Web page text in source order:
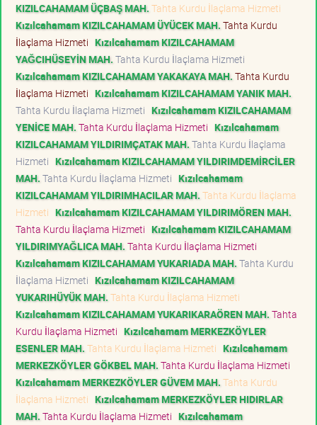
KIZILCAHAMAM ÜÇBAŞ MAH. Tahta Kurdu İlaçlama Hizmeti
Kızılcahamam KIZILCAHAMAM ÜYÜCEK MAH. Tahta Kurdu
İlaçlama Hizmeti Kızılcahamam KIZILCAHAMAM
YAĞCIHÜSEYİN MAH. Tahta Kurdu İlaçlama Hizmeti
Kızılcahamam KIZILCAHAMAM YAKAKAYA MAH. Tahta Kurdu
İlaçlama Hizmeti Kızılcahamam KIZILCAHAMAM YANIK MAH.
Tahta Kurdu İlaçlama Hizmeti Kızılcahamam KIZILCAHAMAM
YENİCE MAH. Tahta Kurdu İlaçlama Hizmeti Kızılcahamam
KIZILCAHAMAM YILDIRIMÇATAK MAH. Tahta Kurdu İlaçlama
Hizmeti Kızılcahamam KIZILCAHAMAM YILDIRIMDEMİRCİLER
MAH. Tahta Kurdu İlaçlama Hizmeti Kızılcahamam
KIZILCAHAMAM YILDIRIMHACILAR MAH. Tahta Kurdu İlaçlama
Hizmeti Kızılcahamam KIZILCAHAMAM YILDIRIMÖREN MAH.
Tahta Kurdu İlaçlama Hizmeti Kızılcahamam KIZILCAHAMAM
YILDIRIMYAĞLICA MAH. Tahta Kurdu İlaçlama Hizmeti
Kızılcahamam KIZILCAHAMAM YUKARIADA MAH. Tahta Kurdu
İlaçlama Hizmeti Kızılcahamam KIZILCAHAMAM
YUKARIHÜYÜK MAH. Tahta Kurdu İlaçlama Hizmeti
Kızılcahamam KIZILCAHAMAM YUKARIKARAÖREN MAH. Tahta
Kurdu İlaçlama Hizmeti Kızılcahamam MERKEZKÖYLER
ESENLER MAH. Tahta Kurdu İlaçlama Hizmeti Kızılcahamam
MERKEZKÖYLER GÖKBEL MAH. Tahta Kurdu İlaçlama Hizmeti
Kızılcahamam MERKEZKÖYLER GÜVEM MAH. Tahta Kurdu
İlaçlama Hizmeti Kızılcahamam MERKEZKÖYLER HIDIRLAR
MAH. Tahta Kurdu İlaçlama Hizmeti Kızılcahamam